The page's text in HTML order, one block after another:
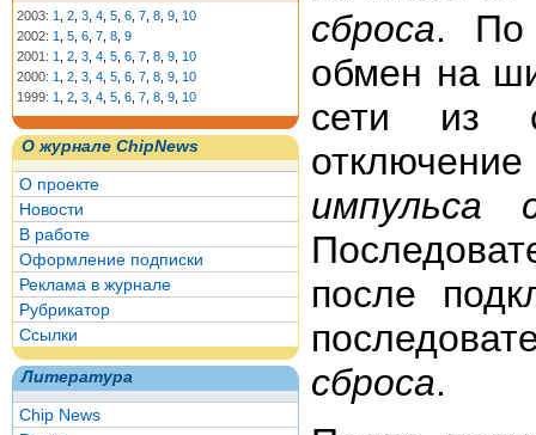
2003: 1 2 3 4 5 6 7 8 9 10
2002: 1 5 6 7 8 9
2001: 1 2 3 4 5 6 7 8 9 10
2000: 1 2 3 4 5 6 7 8 9 10
1999: 1 2 3 4 5 6 7 8 9 10
О журнале ChipNews
О проекте
Новости
В работе
Оформление подписки
Реклама в журнале
Рубрикатор
Ссылки
Литература
Chip News
сброса. По
обмен на
сети из
импульса
после
сброса.